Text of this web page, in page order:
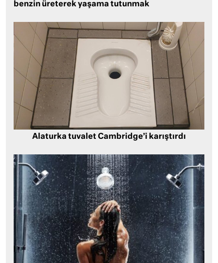
benzin üreterek yaşama tutunmak
Alaturka tuvalet Cambridge’i karıştırdı